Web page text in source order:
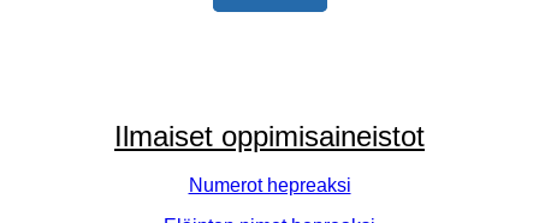
Ilmaiset oppimisaineistot
Numerot hepreaksi